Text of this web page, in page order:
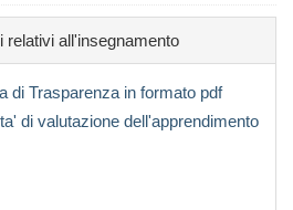
relativi all'insegnamento
di Trasparenza in formato pdf
di valutazione dell'apprendimento